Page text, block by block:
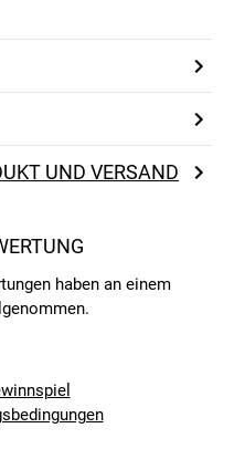
UND VERSAND
haben an einem